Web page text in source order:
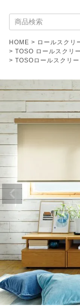
HOME
ロールスク
TOSO ロールスクリ
TOSOロールスクリ